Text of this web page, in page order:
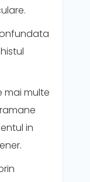
mai multe
in